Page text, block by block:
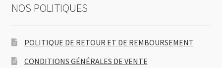
NOS POLITIQUES
POLITIQUE DE RETOUR ET DE REMBOURSEMENT
CONDITIONS GÉNÉRALES DE VENTE